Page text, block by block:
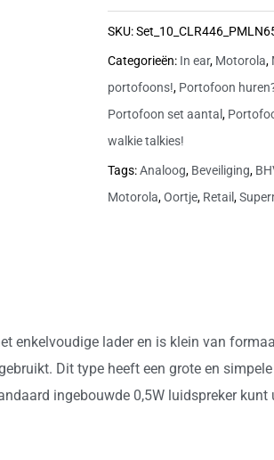
SKU:
Categorieën: In ear, Motorola,
portofoons!, Portofoon
Portofoon set aantal,
walkie talkies!
Tags:Analoog, Beveiliging,
Motorola,Oortje, Retail,
enkelvoudige lader en is klein van
Dit type heeft een grote en
ingebouwde 0,5W luidspreker kunt